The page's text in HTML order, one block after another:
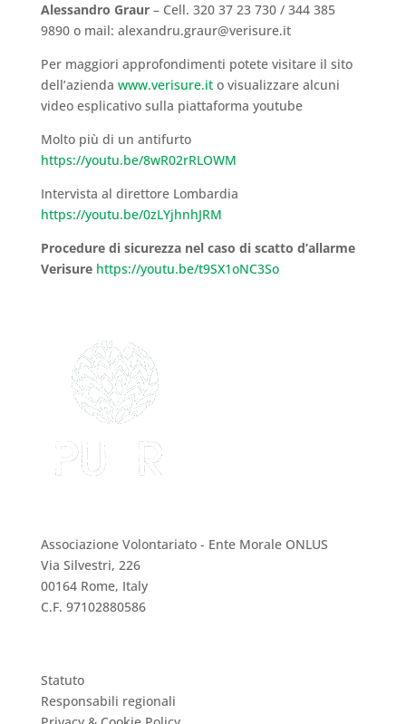
Alessandro Graur– Cell. 320 37 23 730 / 344 385
9890 o mail: alexandru.graur@verisure.it
Per maggiori approfondimenti potete visitare il sito
dell’azienda www.verisure.ito visualizzare alcuni
video esplicativo sulla piattaforma youtube
Molto più di un antifurto
https://youtu.be/8wR02rRLOWM
Intervista al direttore Lombardia
https://youtu.be/0zLYjhnhJRM
Procedure di sicurezza nel caso di scatto d’allarme
Verisure https://youtu.be/t9SX1oNC3So
Associazione Volontariato - Ente Morale ONLUS
Via Silvestri, 226
00164 Rome, Italy
C.F. 97102880586
Statuto
Responsabili regionali